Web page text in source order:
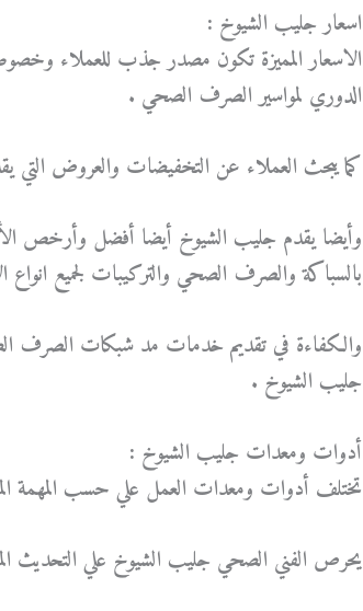
اسعار جليب الشيوخ :
الاسعار المميزة تكون مصدر جذب للعملاء
الدوري لمواسير الصرف الصحي .
كما يبحث العملاء عن التخفيضات والعروض التي
وأيضا يقدم جليب الشيوخ أيضا أفضل وأرخص
بالسباكة والصرف الصحي والتركيبات لجميع
والكفاءة في تقديم خدمات مد شبكات الصرف
جليب الشيوخ .
أدوات ومعدات جليب الشيوخ :
تختلف أدوات ومعدات العمل علي حسب المهمة
يحرص الفني الصحي جليب الشيوخ علي التحديث